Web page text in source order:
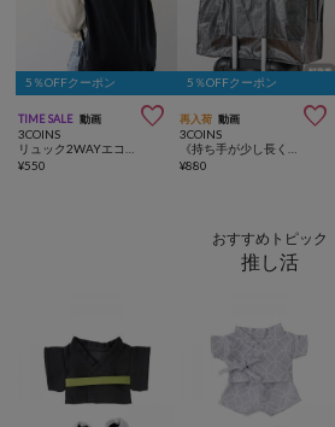
5％OFFクーポン
TIME SALE 動画 
3COINS
リュック2WAYエコバッグ
¥550
5％OFFクーポン
再入荷 動画 
3COINS
《持ち手が少し長くなって、機内持ち込み可能になりました》丈夫で濡れにくい折りたたみキャリーオンバッグ：XL
¥880
おすすめトピック
推し活